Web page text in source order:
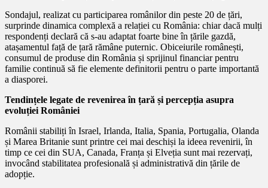
Sondajul, realizat cu participarea românilor din peste 20 de țări,
surprinde dinamica complexă a relației cu România: chiar dacă mulți
respondenți declară că s-au adaptat foarte bine în țările gazdă,
atașamentul față de țară rămâne puternic. Obiceiurile românești,
consumul de produse din România și sprijinul financiar pentru
familie continuă să fie elemente definitorii pentru o parte importantă
a diasporei.
Tendințele legate de revenirea în țară și percepția asupra
evoluției României
Românii stabiliți în Israel, Irlanda, Italia, Spania, Portugalia, Olanda
și Marea Britanie sunt printre cei mai deschiși la ideea revenirii, în
timp ce cei din SUA, Canada, Franța și Elveția sunt mai rezervați,
invocând stabilitatea profesională și administrativă din țările de
adopție.